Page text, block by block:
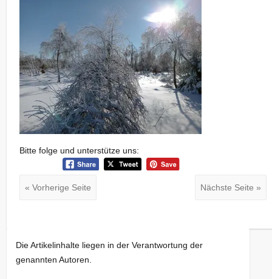
Bitte folge und unterstütze uns:
« Vorherige Seite Nächste Seite »
Die Artikelinhalte liegen in der Verantwortung der
genannten Autoren.